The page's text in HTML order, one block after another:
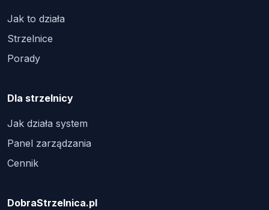
Jak to działa
Strzelnice
Porady
Dla strzelnicy
Jak działa system
Panel zarządzania
Cennik
DobraStrzelnica.pl